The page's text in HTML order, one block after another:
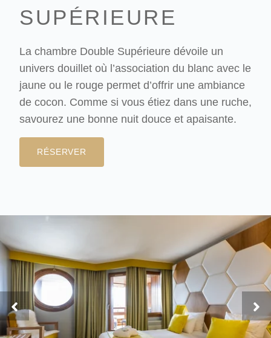
SUPÉRIEURE
La chambre Double Supérieure dévoile un
univers douillet où l’association du blanc avec le
jaune ou le rouge permet d’offrir une ambiance
de cocon. Comme si vous étiez dans une ruche,
savourez une bonne nuit douce et apaisante.
RÉSERVER